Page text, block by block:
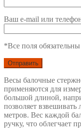
Ваш e-mail или
*Все поля
Весы балочные
применяются для
большой длиной,
позволяет
метров. Вес каждой
ручку, что облегчает